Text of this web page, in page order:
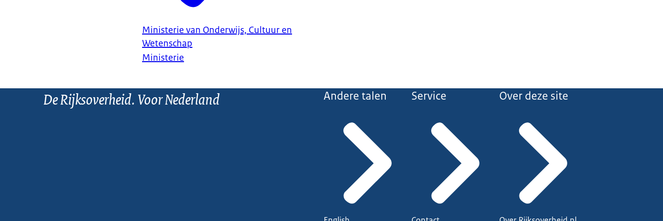
Ministerie van Onderwijs, Cultuur en
Wetenschap
Ministerie
De Rijksoverheid. Voor Nederland Andere talen Service Over deze site